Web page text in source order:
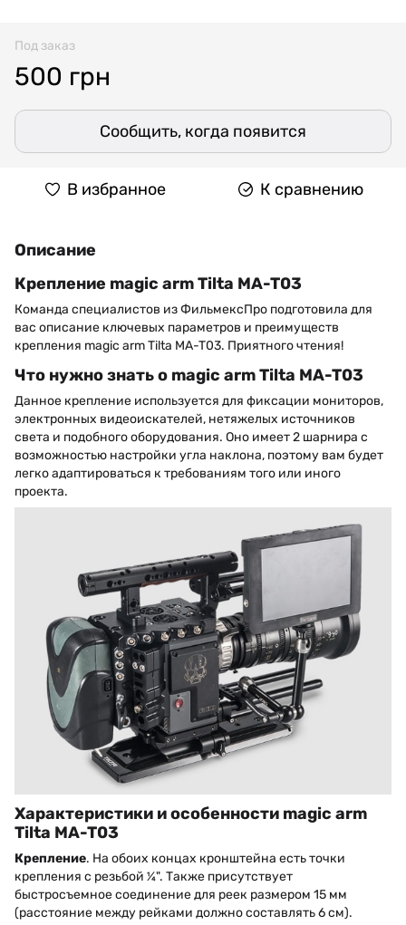
Под заказ
500 грн
Сообщить, когда появится
В избранное К сравнению
Описание
Крепление magic arm Tilta MA-T03
Команда специалистов из ФильмексПро подготовила для
вас описание ключевых параметров и преимуществ
крепления magic arm Tilta MA-T03. Приятного чтения!
Что нужно знать о magic arm Tilta MA-T03
Данное крепление используется для фиксации мониторов,
электронных видеоискателей, нетяжелых источников
света и подобного оборудования. Оно имеет 2 шарнира с
возможностью настройки угла наклона, поэтому вам будет
легко адаптироваться к требованиям того или иного
проекта.
Характеристики и особенности magic arm
Tilta MA-T03
Крепление. На обоих концах кронштейна есть точки
крепления с резьбой ¼". Также присутствует
быстросъемное соединение для реек размером 15 мм
(расстояние между рейками должно составлять 6 см).